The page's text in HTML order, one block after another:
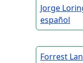
Jorge
español
Forrest